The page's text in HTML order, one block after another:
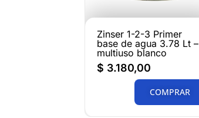
Zinser 1-2-3 Primer
base de agua 3.78 Lt –
multiuso blanco
$ 3.180,00
COMPRAR